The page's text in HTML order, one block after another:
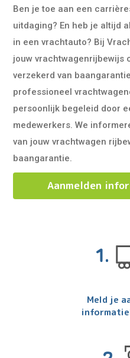
Ben je toe aan een
uitdaging? En heb je altijd
in een vrachtauto? Bij
jouw vrachtwagenrijbewijs
verzekerd van
professioneel
persoonlijk begeleid door
medewerkers. We
van jouw vrachtwagen
baangarantie.
Aanmelden
Meld je